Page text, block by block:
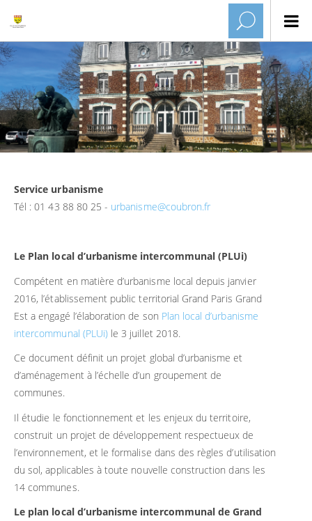
Service urbanisme
Tél : 01 43 88 80 25 - urbanisme@coubron.fr
Le Plan local d’urbanisme intercommunal (PLUi)
Compétent en matière d’urbanisme local depuis janvier
2016, l’établissement public territorial Grand Paris Grand
Est a engagé l’élaboration de son Plan local d’urbanisme
intercommunal (PLUi) le 3 juillet 2018.
Ce document définit un projet global d’urbanisme et
d’aménagement à l’échelle d’un groupement de
communes.
Il étudie le fonctionnement et les enjeux du territoire,
construit un projet de développement respectueux de
l’environnement, et le formalise dans des règles d’utilisation
du sol, applicables à toute nouvelle construction dans les
14 communes.
Le plan local d’urbanisme intercommunal de Grand